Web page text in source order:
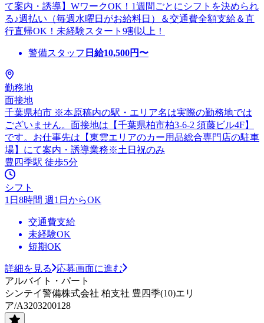
て案内・誘導】WワークOK！1週間ごとにシフトを決められ
る♪週払い（毎週水曜日がお給料日）＆交通費全額支給＆直
行直帰OK！未経験スタート9割以上！
警備スタッフ 日給10,500円〜
勤務地
面接地
千葉県柏市 ※本原稿内の駅・エリア名は実際の勤務地では
ございません。面接地は【千葉県柏市柏3-6-2 須藤ビル4F】
です。お仕事先は【東雲エリアのカー用品総合専門店の駐車
場】にて案内・誘導業務※土日祝のみ
豊四季駅 徒歩5分
シフト
1日8時間 週1日からOK
交通費支給
未経験OK
短期OK
詳細を見る
応募画面に進む
アルバイト・パート
シンテイ警備株式会社 柏支社 豊四季(10)エリ
ア/A3203200128